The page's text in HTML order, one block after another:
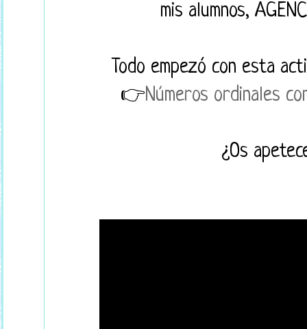
mis alumnos,
Todo empezó con esta
👉Números ordinales
¿Os